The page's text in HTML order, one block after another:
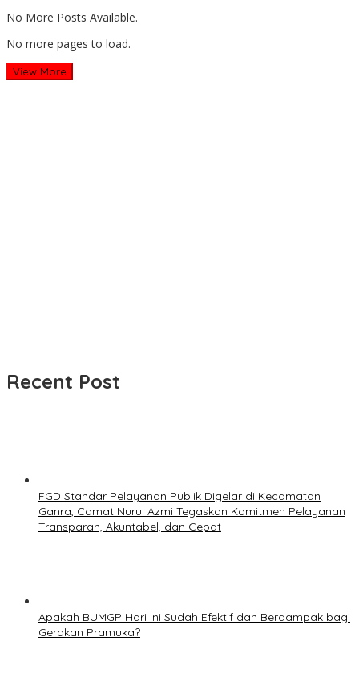
No More Posts Available.
No more pages to load.
View More
Recent Post
FGD Standar Pelayanan Publik Digelar di Kecamatan
Ganra, Camat Nurul Azmi Tegaskan Komitmen Pelayanan
Transparan, Akuntabel, dan Cepat
Apakah BUMGP Hari Ini Sudah Efektif dan Berdampak bagi
Gerakan Pramuka?